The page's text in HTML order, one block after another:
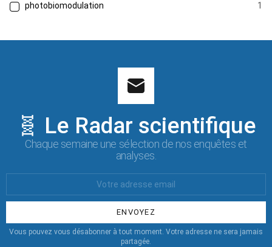
photobiomodulation
1
🧬 Le Radar scientifique
Chaque semaine une sélection de nos enquêtes et
analyses.
:
Vous pouvez vous désabonner à tout moment. Votre adresse ne sera jamais
partagée.